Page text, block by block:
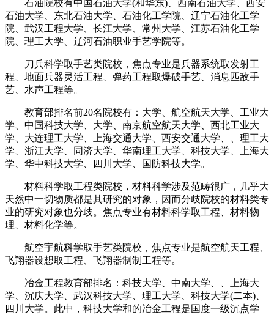
石油院校有中国石油大学(和华东)、西南石油大学、西安
石油大学、东北石油大学、石油化工学院、辽宁石油化工学
院、武汉工程大学、长江大学、常州大学、江苏石油化工学
院、理工大学、辽河石油职业手艺学院等。
刀兵科学取手艺类院校，焦点专业是兵器系统取发射工
程、地面兵器灵活工程、弹药工程取爆破手艺、消息匹敌手
艺、水声工程等。
教育部排名前20名院校有：大学、航空航天大学、工业大
学、中国科技大学、大学、南京航空航天大学、西北工业大
学、大连理工大学、上海交通大学、西安交通大学、、理工大
学、浙江大学、同济大学、华南理工大学、科技大学、上海大
学、华中科技大学、四川大学、国防科技大学。
材料科学取工程类院校，材料科学涉及范畴很广，几乎大
天然中一切物质都是其研究的对象，因而分歧院校的材料类专
业的研究对象也分歧。焦点专业有材料科学取工程、材料物
理、材料化学等。
航空宇航科学取手艺类院校，焦点专业是航空航天工程、
飞翔器设想取工程、飞翔器制制工程等。
冶金工程教育部排名：科技大学、中南大学、、上海大
学、沉庆大学、武汉科技大学、理工大学、科技大学(二本)、
四川大学。此中，科技大学和的冶金工程是国度一级沉点学